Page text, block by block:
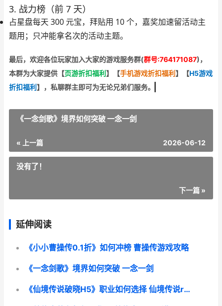
3. 战力榜（前 7 天）
占星盘每天 300 元宝，拜贴用 10 个，嘉奖加速留活动主
题用； 只冲能拿名次的活动主题。
最后，欢迎各位玩家加入大家的游戏服务群(群号:764171087)，
本群为大家提供【页游折扣福利 】 【手机游戏折扣福利 】 【H5游戏
折扣福利 】 ，私聊群主即可为无论兄弟们服务。
《一念剑歌》境界如何突破 一念一剑
« 上一篇 2026-06-12
没有了！
下一篇 »
延伸阅读
《小小曹操传0.1折》如何冲榜 曹操传游戏攻略
《一念剑歌》境界如何突破 一念一剑
《仙境传说破晓H5》职业如何选择 仙境传说robgm